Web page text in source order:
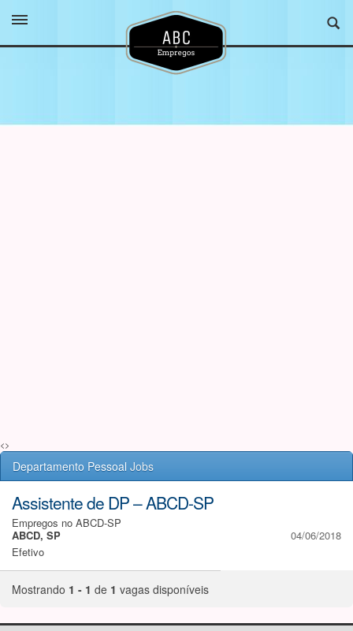
<>
Departamento Pessoal Jobs
Assistente de DP – ABCD-SP
Empregos no ABCD-SP
ABCD, SP
Efetivo
04/06/2018
Mostrando 1 - 1 de 1 vagas disponíveis